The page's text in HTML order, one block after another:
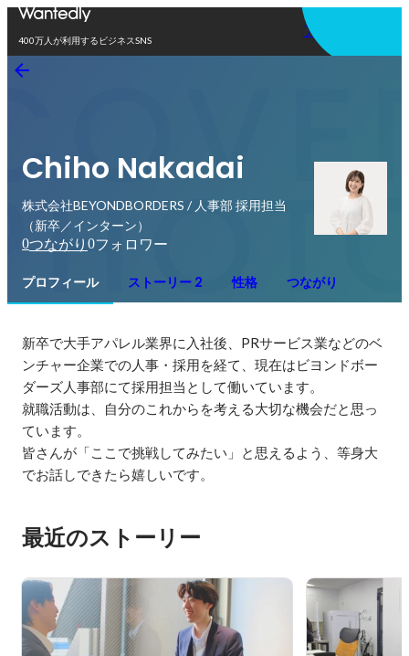
400万人が利用するビジネスSNS
アプリを使う
Chiho Nakadai
株式会社BEYONDBORDERS / 人事部 採用担当
（新卒／インターン）
0つながり 0フォロワー
プロフィール ストーリー 2 性格 つながり
新卒で大手アパレル業界に入社後、PRサービス業などのベ
ンチャー企業での人事・採用を経て、現在はビヨンドボー
ダーズ人事部にて採用担当として働いています。
就職活動は、自分のこれからを考える大切な機会だと思っ
ています。
皆さんが「ここで挑戦してみたい」と思えるよう、等身大
最近のストーリー